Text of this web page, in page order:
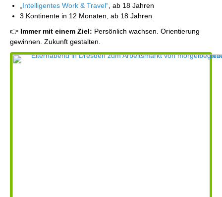
„Intelligentes Work & Travel“ , ab 18 Jahren
3 Kontinente in 12 Monaten, ab 18 Jahren
👉 Immer mit einem Ziel: Persönlich wachsen. Orientierung
gewinnen. Zukunft gestalten.